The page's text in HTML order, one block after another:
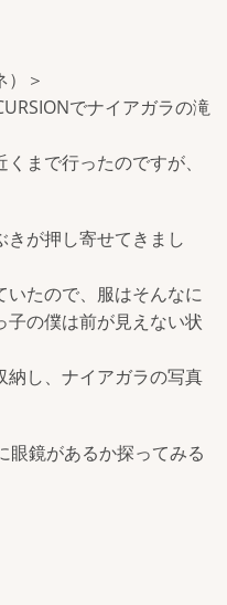
）＞
でナイアガラの滝
まで行ったのですが、
が押し寄せてきまし
いたので、服はそんなに
の僕は前が見えない状
納し、ナイアガラの写真
眼鏡があるか探ってみる